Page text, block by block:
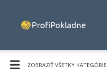
ZOBRAZIŤ VŠETKY KATEGÓRIE